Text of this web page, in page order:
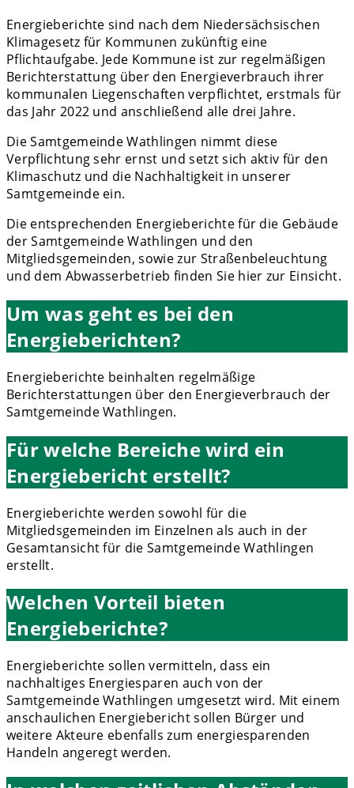
Energieberichte sind nach dem Niedersächsischen
Klimagesetz für Kommunen zukünftig eine
Pflichtaufgabe. Jede Kommune ist zur regelmäßigen
Berichterstattung über den Energieverbrauch ihrer
kommunalen Liegenschaften verpflichtet, erstmals für
das Jahr 2022 und anschließend alle drei Jahre.
Die Samtgemeinde Wathlingen nimmt diese
Verpflichtung sehr ernst und setzt sich aktiv für den
Klimaschutz und die Nachhaltigkeit in unserer
Samtgemeinde ein.
Die entsprechenden Energieberichte für die Gebäude
der Samtgemeinde Wathlingen und den
Mitgliedsgemeinden, sowie zur Straßenbeleuchtung
und dem Abwasserbetrieb finden Sie hier zur Einsicht.
Um was geht es bei den
Energieberichten?
Energieberichte beinhalten regelmäßige
Berichterstattungen über den Energieverbrauch der
Samtgemeinde Wathlingen.
Für welche Bereiche wird ein
Energiebericht erstellt?
Energieberichte werden sowohl für die
Mitgliedsgemeinden im Einzelnen als auch in der
Gesamtansicht für die Samtgemeinde Wathlingen
erstellt.
Welchen Vorteil bieten
Energieberichte?
Energieberichte sollen vermitteln, dass ein
nachhaltiges Energiesparen auch von der
Samtgemeinde Wathlingen umgesetzt wird. Mit einem
anschaulichen Energiebericht sollen Bürger und
weitere Akteure ebenfalls zum energiesparenden
Handeln angeregt werden.